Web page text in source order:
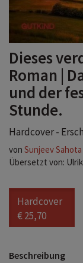
Dieses
Roman |
und der
Stunde.
Hardcover -
von Sunjeev Sahota
Übersetzt von:
Hardcover
€ 25,70
Beschreibung